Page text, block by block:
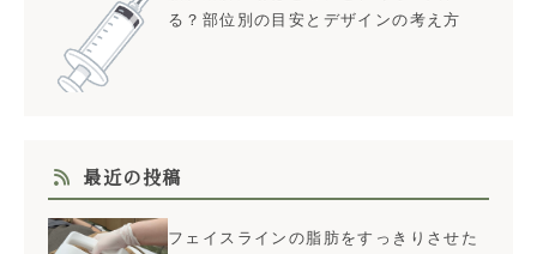
る？部位別の目安とデザインの考え方
最近の投稿
フェイスラインの脂肪をすっきりさせた